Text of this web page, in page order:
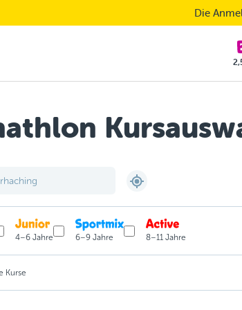
Die
4–6 Jahre 6–9 Jahre 8–11 Jahre
Kurse